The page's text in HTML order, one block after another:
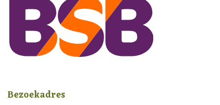
Bezoekadres